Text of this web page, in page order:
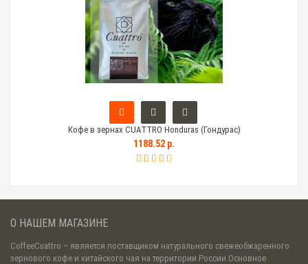
Кофе в зернах CUATTRO Honduras (Гондурас)
1188.52 р.
О НАШЕМ МАГАЗИНЕ
CoffeeCuattro – является поставщиком натурального свежеобжаренного
зернового кофе и китайского чая на территории России.Основное